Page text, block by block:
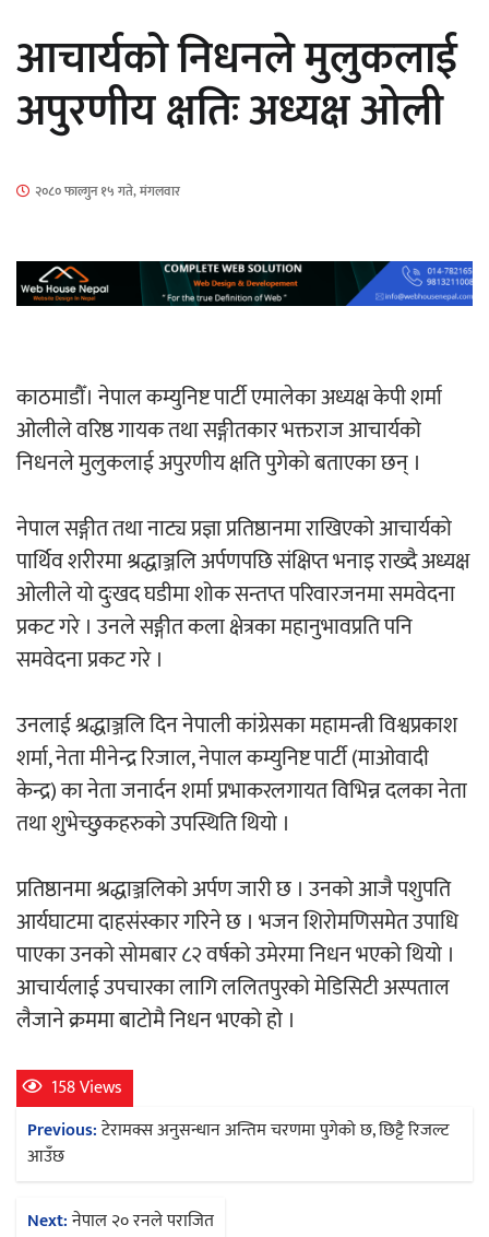
नियन्त्रणमा
‘ईयुमा डट कम’ले बुधबारदेखि आफ्नो
औपचारिक सेवा सञ्चालनमा
अर्जुन चन्द्रको ‘संवेदनाका प्रतिध्वनि’
‘दुर्गा’ निर्माण गर्दै सम्राट
आचार्यको निधनले मुलुकलाई
अपुरणीय क्षतिः अध्यक्ष ओली
२०८० फाल्गुन १५ गते, मंगलवार
काठमाडौँ। नेपाल कम्युनिष्ट पार्टी एमालेका अध्यक्ष केपी शर्मा
ओलीले वरिष्ठ गायक तथा सङ्गीतकार भक्तराज आचार्यको
निधनले मुलुकलाई अपुरणीय क्षति पुगेको बताएका छन् ।
नेपाल सङ्गीत तथा नाट्य प्रज्ञा प्रतिष्ठानमा राखिएको आचार्यको
पार्थिव शरीरमा श्रद्धाञ्जलि अर्पणपछि संक्षिप्त भनाइ राख्दै अध्यक्ष
ओलीले यो दुःखद घडीमा शोक सन्तप्त परिवारजनमा समवेदना
प्रकट गरे । उनले सङ्गीत कला क्षेत्रका महानुभावप्रति पनि
समवेदना प्रकट गरे ।
उनलाई श्रद्धाञ्जलि दिन नेपाली कांग्रेसका महामन्त्री विश्वप्रकाश
शर्मा, नेता मीनेन्द्र रिजाल, नेपाल कम्युनिष्ट पार्टी (माओवादी
केन्द्र) का नेता जनार्दन शर्मा प्रभाकरलगायत विभिन्न दलका नेता
तथा शुभेच्छुकहरुको उपस्थिति थियो ।
प्रतिष्ठानमा श्रद्धाञ्जलिको अर्पण जारी छ । उनको आजै पशुपति
आर्यघाटमा दाहसंस्कार गरिने छ । भजन शिरोमणिसमेत उपाधि
पाएका उनको सोमबार ८२ वर्षको उमेरमा निधन भएको थियो ।
आचार्यलाई उपचारका लागि ललितपुरको मेडिसिटी अस्पताल
लैजाने क्रममा बाटोमै निधन भएको हो ।
158 Views
Post
navigation
Previous:टेरामक्स अनुसन्धान अन्तिम चरणमा पुगेको छ, छिट्टै रिजल्ट
आउँछ
Next:नेपाल २० रनले पराजित